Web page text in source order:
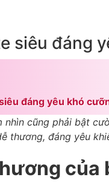
siêu đáng
đáng yêu khó
cũng phải bật
thương, đáng yêu
của